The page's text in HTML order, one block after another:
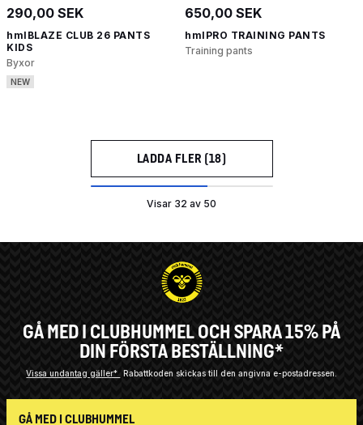
290,00 SEK
hmlBLAZE CLUB 26 PANTS
KIDS
Byxor
NEW
650,00 SEK
hmlPRO TRAINING PANTS
Training pants
LADDA FLER (18)
Visar 32 av 50
GÅ MED I CLUBHUMMEL OCH SPARA 15% PÅ
DIN FÖRSTA BESTÄLLNING*
Vissa undantag gäller* Rabattkoden skickas till den angivna e-postadressen.
GÅ MED I CLUBHUMMEL